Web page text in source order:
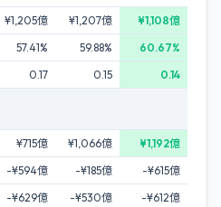
¥1,205億 ¥1,207億
¥1,108億
57.41% 59.88%
60.67%
0.17 0.15 0.14
¥715億 ¥1,066億
¥1,192億
-¥594億 -¥185億
-¥615億
-¥629億 -¥530億
-¥612億